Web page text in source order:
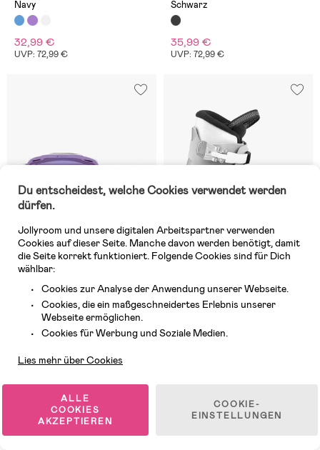
Navy
32,99 €
UVP: 72,99 €
Schwarz
35,99 €
UVP: 72,99 €
Auf Lager
Republic Skibrille R810 HCS,
Weiß
32,99 €
UVP: 72,99 €
3 VERFÜGBAR
1
Du entscheidest, welche Cookies verwendet werden
dürfen.
Jollyroom und unsere digitalen Arbeitspartner verwenden
Cookies auf dieser Seite. Manche davon werden benötigt, damit
die Seite korrekt funktioniert. Folgende Cookies sind für Dich
wählbar:
Cookies zur Analyse der Anwendung unserer Webseite.
Cookies, die ein maßgeschneidertes Erlebnis unserer
Webseite ermöglichen.
Cookies für Werbung und Soziale Medien.
Lies mehr über Cookies
ALLE
COOKIES
AKZEPTIEREN
COOKIE-
EINSTELLUNGEN